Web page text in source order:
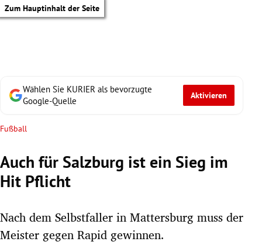
Zum Hauptinhalt der Seite
Wählen Sie KURIER als bevorzugte
Google-Quelle
Aktivieren
Fußball
Auch für Salzburg ist ein Sieg im
Hit Pflicht
Nach dem Selbstfaller in Mattersburg muss der
Meister gegen Rapid gewinnen.